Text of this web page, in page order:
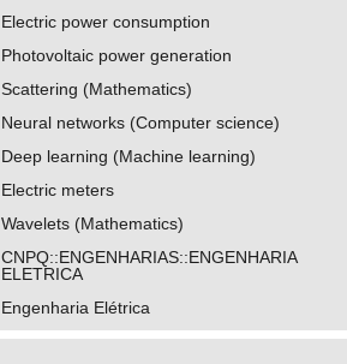
Electric power consumption
Photovoltaic power generation
Scattering (Mathematics)
Neural networks (Computer science)
Deep learning (Machine learning)
Electric meters
Wavelets (Mathematics)
CNPQ::ENGENHARIAS::ENGENHARIA
ELETRICA
Engenharia Elétrica